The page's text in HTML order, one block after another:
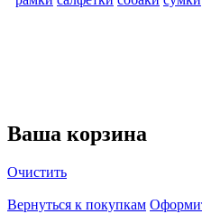
Ваша корзина
Очистить
Вернуться к покупкам